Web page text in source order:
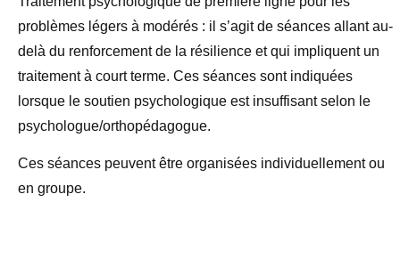
problèmes légers à modérés : il s’agit de séances allant au-
delà du renforcement de la résilience et qui impliquent un
traitement à court terme. Ces séances sont indiquées
lorsque le soutien psychologique est insuffisant selon le
psychologue/orthopédagogue.
Ces séances peuvent être organisées individuellement ou
en groupe.